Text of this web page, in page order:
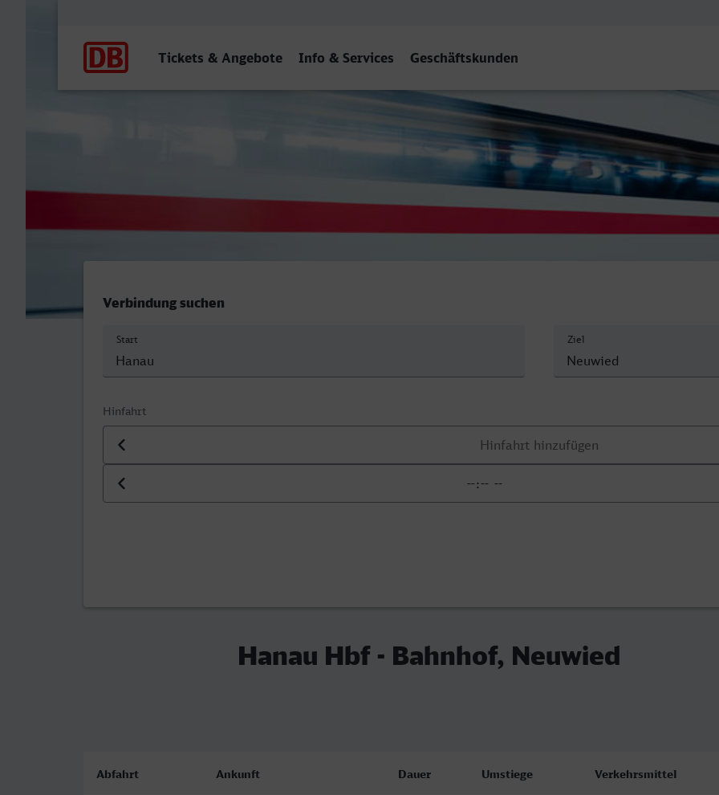
Tickets & Angebote Info & Services Geschäftskunden
Hanau Hbf - Bahnhof, Neuwied
Verbindung suchen
Start Ziel
Hinfahrt
Datum der Hinfahrt
Uhrzeit der Hinfahrt
Hanau Hbf - Bahnhof, Neuwied
Abfahrt Ankunft Dauer Umstiege Verkehrsmittel